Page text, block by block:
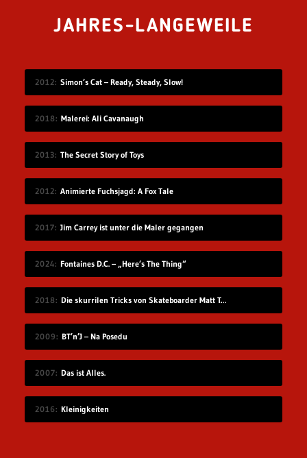
JAHRES-LANGEWEILE
2012 Simon’s Cat – Ready, Steady, Slow!
2018 Malerei: Ali Cavanaugh
2013 The Secret Story of Toys
2012 Animierte Fuchsjagd: A Fox Tale
2017 Jim Carrey ist unter die Maler gegangen
2024 Fontaines D.C. – „Here’s The Thing“
2018 Die skurrilen Tricks von Skateboarder Matt Tomasello
2009 BT’n’J – Na Posedu
2007 Das ist Alles.
2016 Kleinigkeiten